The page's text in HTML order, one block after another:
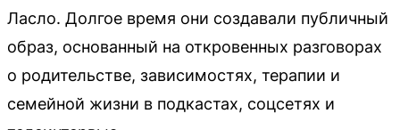
Ласло. Долгое время они создавали публичный
образ, основанный на откровенных разговорах
о родительстве, зависимостях, терапии и
семейной жизни в подкастах, соцсетях и